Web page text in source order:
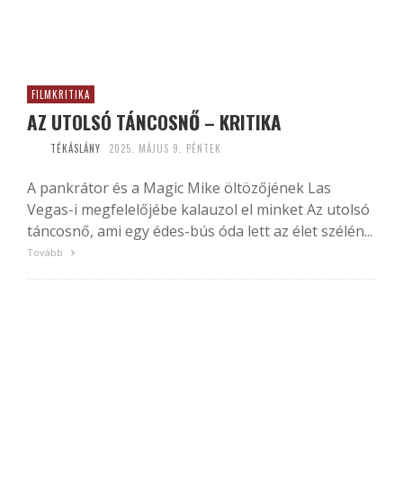
FILMKRITIKA
AZ UTOLSÓ TÁNCOSNŐ – KRITIKA
TÉKÁSLÁNY 2025. MÁJUS 9. PÉNTEK
A pankrátor és a Magic Mike öltözőjének Las
Vegas-i megfelelőjébe kalauzol el minket Az utolsó
táncosnő, ami egy édes-bús óda lett az élet szélén...
Tovább